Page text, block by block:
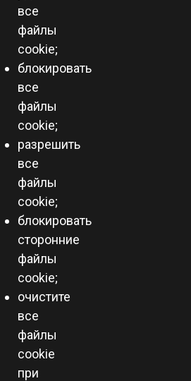
все
файлы
cookie;
блокировать
все
файлы
cookie;
разрешить
все
файлы
cookie;
блокировать
сторонние
файлы
cookie;
очистите
все
файлы
cookie
при